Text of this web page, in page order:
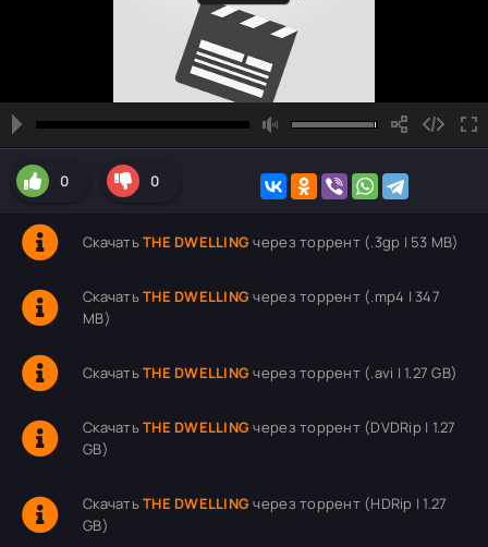
0 0
СкачатьTHE DWELLING через торрент (.3gp | 53 MB)
СкачатьTHE DWELLING через торрент (.mp4 | 347
MB)
СкачатьTHE DWELLING через торрент (.avi | 1.27 GB)
СкачатьTHE DWELLING через торрент (DVDRip | 1.27
GB)
СкачатьTHE DWELLING через торрент (HDRip | 1.27
GB)